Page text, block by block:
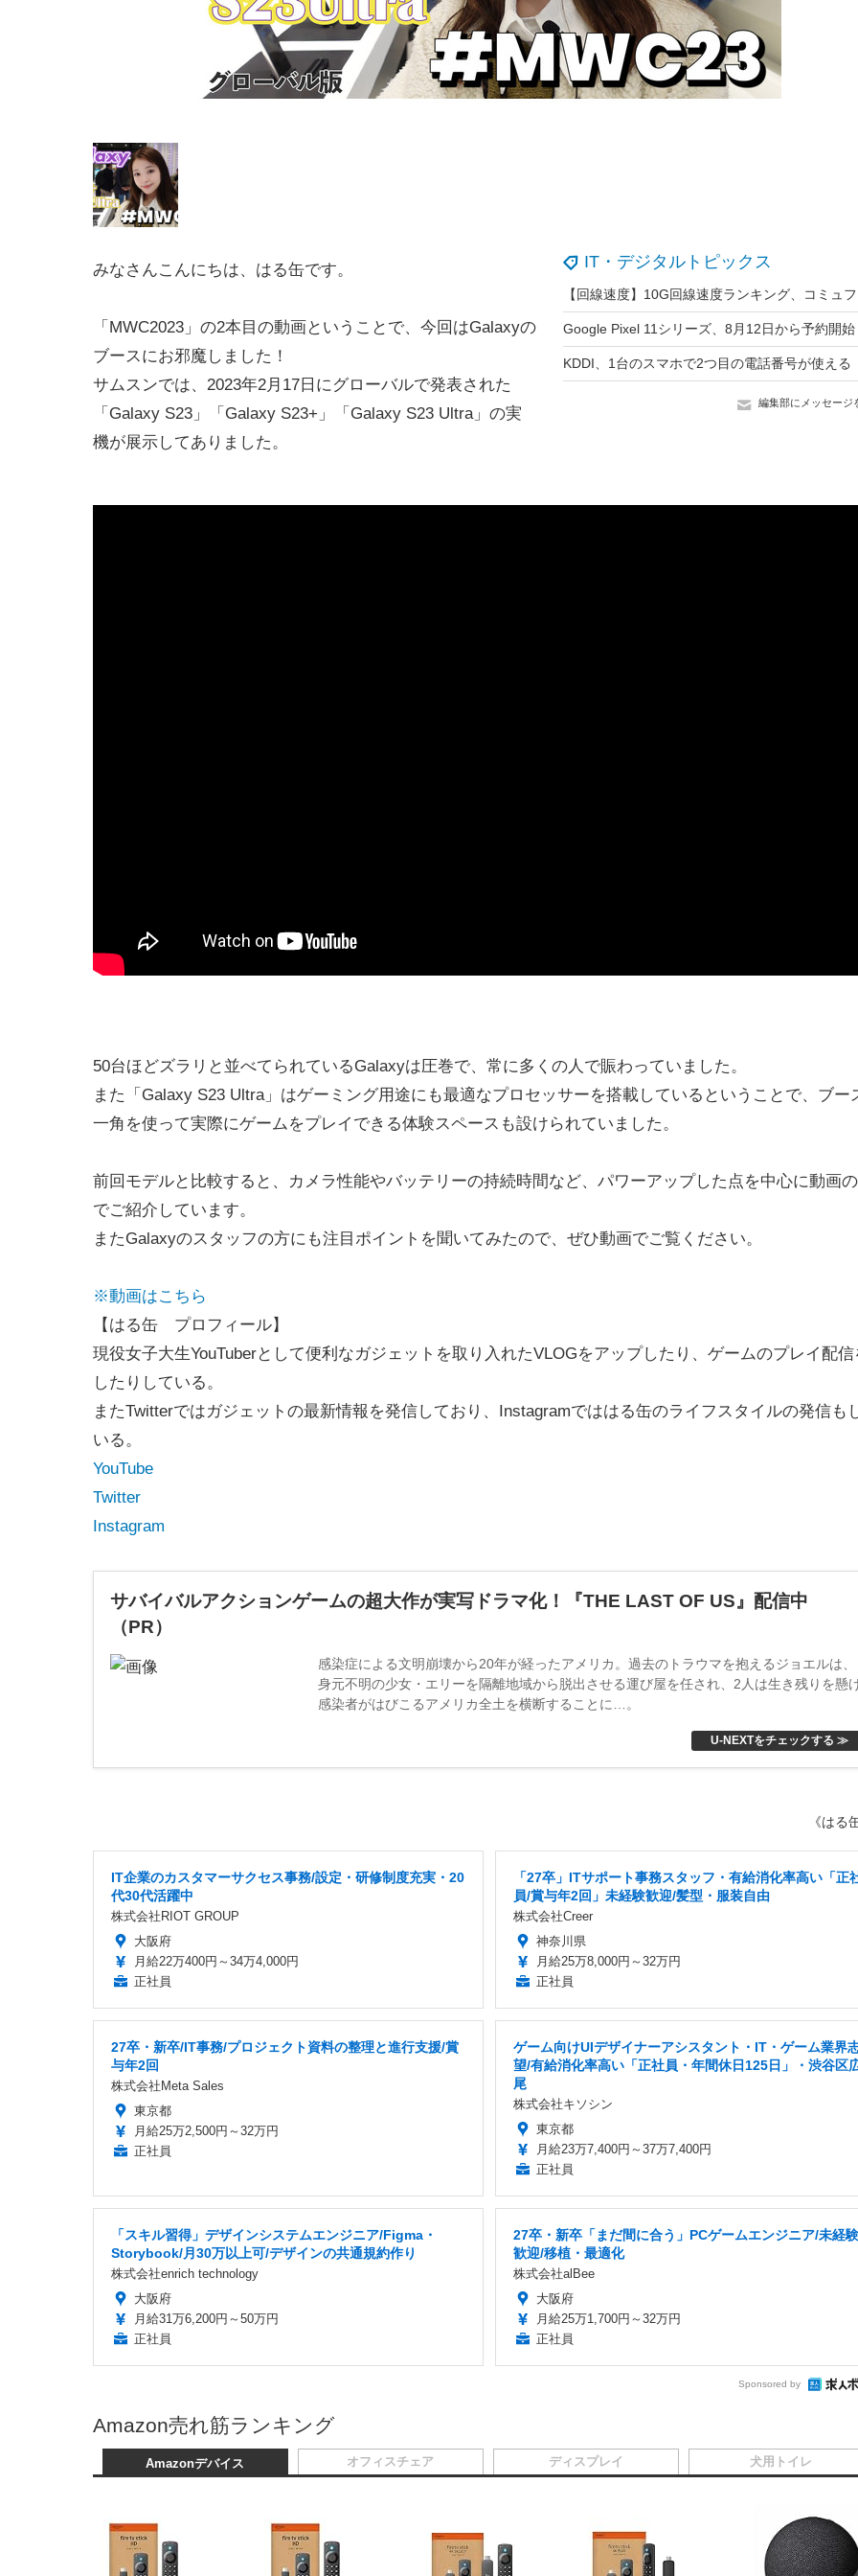
IT・デジタルトピックス
編集部にメッセージ
みなさんこんにちは、はる缶です。
「MWC2023」の2本目の動画ということで、今回はGalaxyの
ブースにお邪魔しました！
サムスンでは、2023年2月17日にグローバルで発表された
「Galaxy S23」「Galaxy S23+」「Galaxy S23 Ultra」の実
機が展示してありました。
50台ほどズラリと並べてられているGalaxyは圧巻で、常に多くの人で賑わっていました。
また「Galaxy S23 Ultra」はゲーミング用途にも最適なプロセッサーを搭載しているということで、ブー
一角を使って実際にゲームをプレイできる体験スペースも設けられていました。
前回モデルと比較すると、カメラ性能やバッテリーの持続時間など、パワーアップした点を中心に動画
でご紹介しています。
またGalaxyのスタッフの方にも注目ポイントを聞いてみたので、ぜひ動画でご覧ください。
※動画はこちら
【はる缶 プロフィール】
現役女子大生YouTuberとして便利なガジェットを取り入れたVLOGをアップしたり、ゲームのプレイ配信
したりしている。
またTwitterではガジェットの最新情報を発信しており、Instagramでははる缶のライフスタイルの発信も
いる。
YouTube
Twitter
Instagram
サバイバルアクションゲームの超大作が実写ドラマ化！『THE LAST OF US』配信中
（PR）
感染症による文明崩壊から20年が経ったアメリカ。過去のトラウマを抱えるジョエルは、
身元不明の少女・エリーを隔離地域から脱出させる運び屋を任され、2人は生き残りを懸
感染者がはびこるアメリカ全土を横断することに…。
U-NEXTをチェックする ≫
《はる
IT企業のカスタマーサクセス事務/設定・研修制度充実・20
代30代活躍中
株式会社RIOT GROUP
大阪府
月給22万400円～34万4,000円
正社員
「27卒」ITサポート事務スタッフ・有給消化率高い「正
員/賞与年2回」未経験歓迎/髪型・服装自由
株式会社Creer
神奈川県
月給25万8,000円～32万円
正社員
27卒・新卒/IT事務/プロジェクト資料の整理と進行支援/賞
与年2回
株式会社Meta Sales
東京都
月給25万2,500円～32万円
正社員
ゲーム向けUIデザイナーアシスタント・IT・ゲーム業界
望/有給消化率高い「正社員・年間休日125日」・渋谷区
尾
株式会社キソシン
東京都
月給23万7,400円～37万7,400円
正社員
「スキル習得」デザインシステムエンジニア/Figma・
Storybook/月30万以上可/デザインの共通規約作り
株式会社enrich technology
大阪府
月給31万6,200円～50万円
正社員
27卒・新卒「まだ間に合う」PCゲームエンジニア/未経験
歓迎/移植・最適化
株式会社alBee
大阪府
月給25万1,700円～32万円
正社員
Sponsored by
Amazon売れ筋ランキング
Amazonデバイス オフィスチェア ディスプレイ 犬用トイレ